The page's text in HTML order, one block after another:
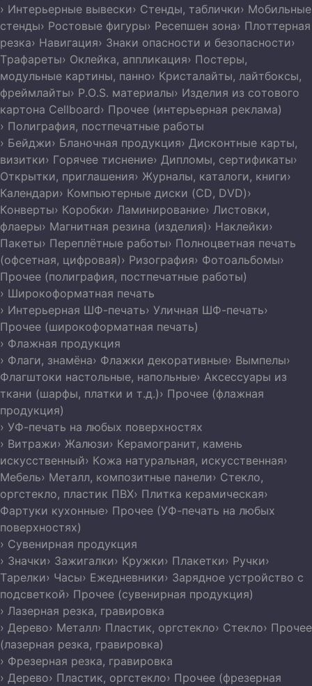
› Интерьерные вывески› Стенды, таблички› Мобильные
стенды› Ростовые фигуры› Ресепшен зона› Плоттерная
резка› Навигация› Знаки опасности и безопасности›
Трафареты› Оклейка, аппликация› Постеры,
модульные картины, панно› Кристалайты, лайтбоксы,
фреймлайты› P.O.S. материалы› Изделия из сотового
картона Cellboard› Прочее (интерьерная реклама)
› Полиграфия, постпечатные работы
› Бейджи› Бланочная продукция› Дисконтные карты,
визитки› Горячее тиснение› Дипломы, сертификаты›
Открытки, приглашения› Журналы, каталоги, книги›
Календари› Компьютерные диски (CD, DVD)›
Конверты› Коробки› Ламинирование› Листовки,
флаеры› Магнитная резина (изделия)› Наклейки›
Пакеты› Переплётные работы› Полноцветная печать
(офсетная, цифровая)› Ризография› Фотоальбомы›
Прочее (полиграфия, постпечатные работы)
› Широкоформатная печать
› Интерьерная ШФ-печать› Уличная ШФ-печать›
Прочее (широкоформатная печать)
› Флажная продукция
› Флаги, знамёна› Флажки декоративные› Вымпелы›
Флагштоки настольные, напольные› Аксессуары из
ткани (шарфы, платки и т.д.)› Прочее (флажная
продукция)
› УФ-печать на любых поверхностях
› Витражи› Жалюзи› Керамогранит, камень
искусственный› Кожа натуральная, искусственная›
Мебель› Металл, композитные панели› Стекло,
оргстекло, пластик ПВХ› Плитка керамическая›
Фартуки кухонные› Прочее (УФ-печать на любых
поверхностях)
› Сувенирная продукция
› Значки› Зажигалки› Кружки› Плакетки› Ручки›
Тарелки› Часы› Ежедневники› Зарядное устройство с
подсветкой› Прочее (сувенирная продукция)
› Лазерная резка, гравировка
› Дерево› Металл› Пластик, оргстекло› Стекло› Прочее
(лазерная резка, гравировка)
› Фрезерная резка, гравировка
› Дерево› Пластик, оргстекло› Прочее (фрезерная